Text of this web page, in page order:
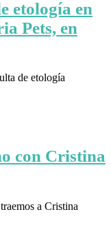
etología en
Pets, en
de etología
con Cristina
a Cristina